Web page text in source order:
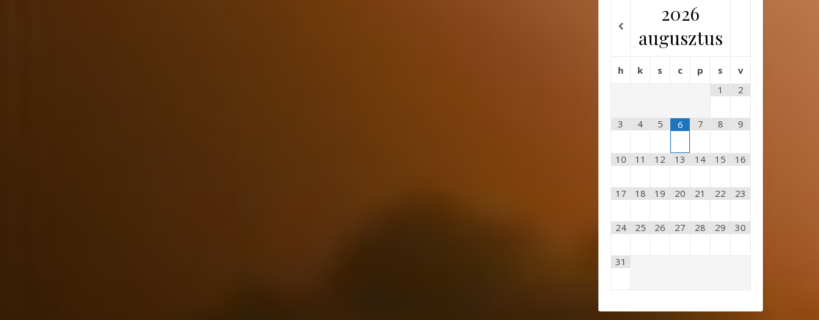
2026
augusztus
h k s c p s
v
1
2
3 4 5 6 7 8 9
10 11 12 13 14 15 16
17 18 19 20 21 22 23
24 25 26 27 28 29 30
31